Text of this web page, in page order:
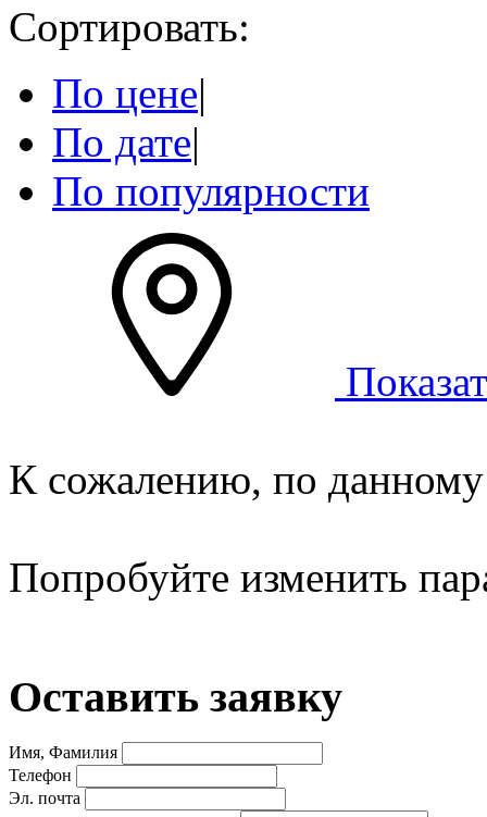
Сортировать:
По цене|
По дате|
По популярности
К сожалению, по данному
Попробуйте изменить
Оставить заявку
Имя, Фамилия
Телефон
Эл. почта